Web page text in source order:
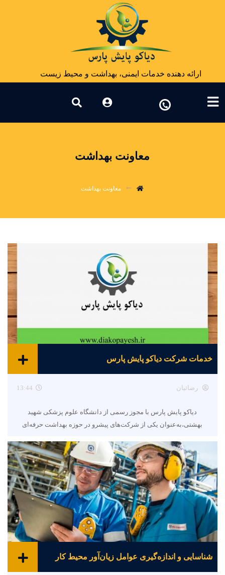
ارائه دهنده خدمات ایمنی، بهداشت و محیط زیست
معاونت بهداشت
معاونت بهداشت
خدمات شرکت دیاکو پایش پارس
رضائیان 13:44
دیاکو پایش پارس با مجوز رسمی از دانشگاه علوم پزشکی شهید
بهشتی،به‌عنوان یکی از شرکت‌های پیشرو در حوزه بهداشت حرفه‌ای
شناسایی و اندازه‌گیری عوامل زیان‌آور محیط کار